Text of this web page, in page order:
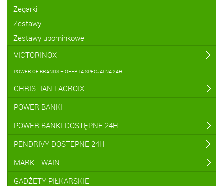
Zegarki
Zestawy
Zestawy upominkowe
VICTORINOX
POWER OF BRANDS – OFERTA SPECJALNA 24H
CHRISTIAN LACROIX
POWER BANKI
POWER BANKI DOSTĘPNE 24H
PENDRIVY DOSTĘPNE 24H
MARK TWAIN
GADŻETY PIŁKARSKIE